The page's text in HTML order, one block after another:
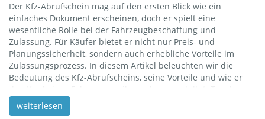
Der Kfz-Abrufschein mag auf den ersten Blick wie ein
einfaches Dokument erscheinen, doch er spielt eine
wesentliche Rolle bei der Fahrzeugbeschaffung und
Zulassung. Für Käufer bietet er nicht nur Preis- und
Planungssicherheit, sondern auch erhebliche Vorteile im
Zulassungsprozess. In diesem Artikel beleuchten wir die
Bedeutung des Kfz-Abrufscheins, seine Vorteile und wie er
den Kauf eines Fahrzeugs reibungsloser gestaltet. Tauchen
Sie mit uns ein in die Welt der Fahrzeuglogistik und
entdecken Sie, warum der Kfz-Abrufschein Ihr Schlüssel zu
weiterlesen